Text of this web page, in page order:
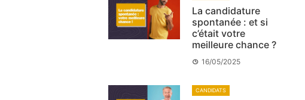
La candidature
spontanée : et si
c’était votre
meilleure chance ?
16/05/2025
CANDIDATS